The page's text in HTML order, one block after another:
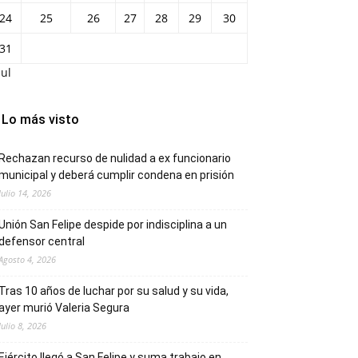
25 26 27 28 29
30
Lo más visto
recurso de nulidad a ex funcionario
y deberá cumplir condena en prisión
14, 2026
San Felipe despide por indisciplina a un
central
4, 2026
10 años de luchar por su salud y su vida,
murió Valeria Segura
8, 2026